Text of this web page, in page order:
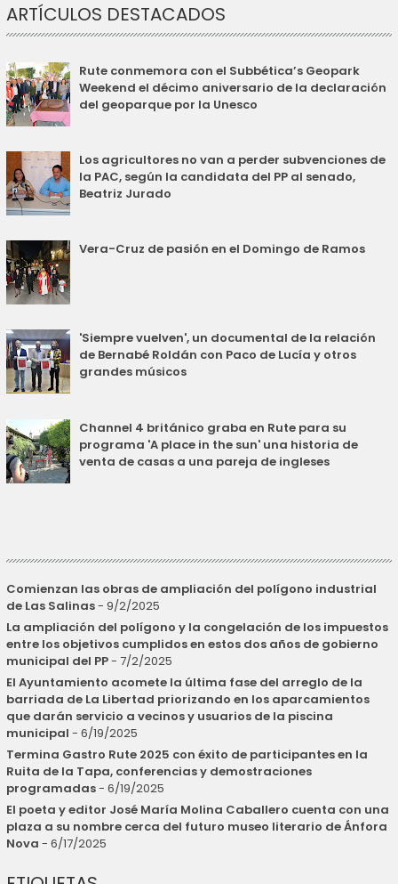
ARTÍCULOS DESTACADOS
Rute conmemora con el Subbética’s Geopark
Weekend el décimo aniversario de la declaración
del geoparque por la Unesco
Los agricultores no van a perder subvenciones de
la PAC, según la candidata del PP al senado,
Beatriz Jurado
Vera-Cruz de pasión en el Domingo de Ramos
'Siempre vuelven', un documental de la relación
de Bernabé Roldán con Paco de Lucía y otros
grandes músicos
Channel 4 británico graba en Rute para su
programa 'A place in the sun' una historia de
venta de casas a una pareja de ingleses
Comienzan las obras de ampliación del polígono industrial
de Las Salinas- 9/2/2025
La ampliación del polígono y la congelación de los impuestos
entre los objetivos cumplidos en estos dos años de gobierno
municipal del PP- 7/2/2025
El Ayuntamiento acomete la última fase del arreglo de la
barriada de La Libertad priorizando en los aparcamientos
que darán servicio a vecinos y usuarios de la piscina
municipal - 6/19/2025
Termina Gastro Rute 2025 con éxito de participantes en la
Ruita de la Tapa, conferencias y demostraciones
programadas- 6/19/2025
El poeta y editor José María Molina Caballero cuenta con una
plaza a su nombre cerca del futuro museo literario de Ánfora
Nova - 6/17/2025